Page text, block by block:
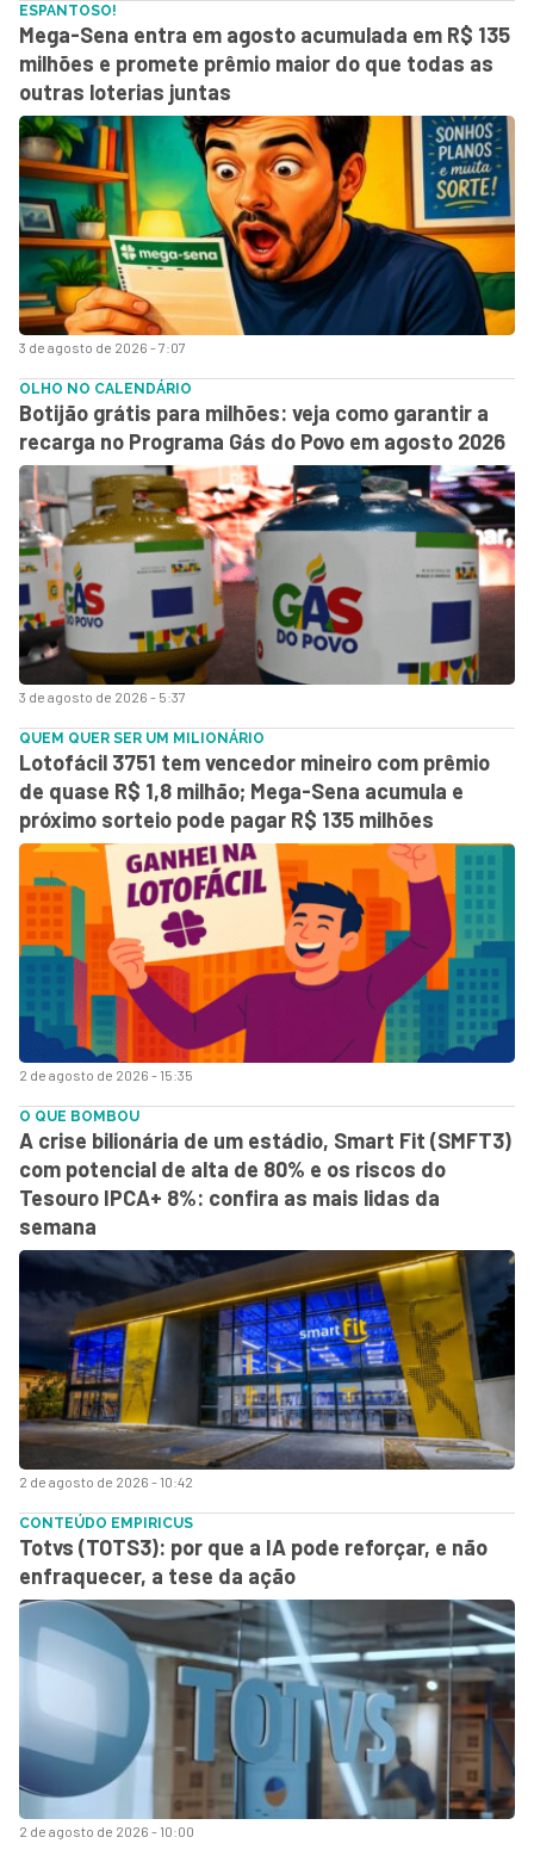
3 de agosto de 2026 - 7:07
ESPANTOSO!
Mega-Sena entra em agosto acumulada em R$ 135
milhões e promete prêmio maior do que todas as
outras loterias juntas
3 de agosto de 2026 - 5:37
OLHO NO CALENDÁRIO
Botijão grátis para milhões: veja como garantir a
recarga no Programa Gás do Povo em agosto 2026
2 de agosto de 2026 - 15:35
QUEM QUER SER UM MILIONÁRIO
Lotofácil 3751 tem vencedor mineiro com prêmio
de quase R$ 1,8 milhão; Mega-Sena acumula e
próximo sorteio pode pagar R$ 135 milhões
2 de agosto de 2026 - 10:42
O QUE BOMBOU
A crise bilionária de um estádio, Smart Fit (SMFT3)
com potencial de alta de 80% e os riscos do
Tesouro IPCA+ 8%: confira as mais lidas da
semana
2 de agosto de 2026 - 10:00
CONTEÚDO EMPIRICUS
Totvs (TOTS3): por que a IA pode reforçar, e não
enfraquecer, a tese da ação